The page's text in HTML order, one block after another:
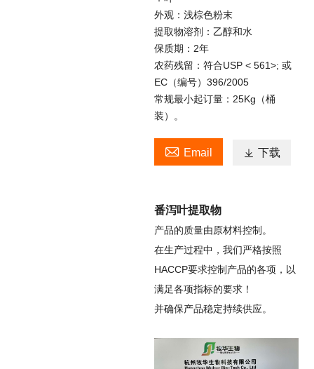
外观：浅棕色粉末
提取物溶剂：乙醇和水
保质期：2年
农药残留：符合USP < 561>; 或
EC（编号）396/2005
常规最小起订量：25Kg（桶
装）。
 Email  下载
番泻叶提取物
产品的质量由原材料控制。
在生产过程中，我们严格按照
HACCP要求控制产品的各项，以
满足各项指标的要求！
并确保产品稳定持续供应。